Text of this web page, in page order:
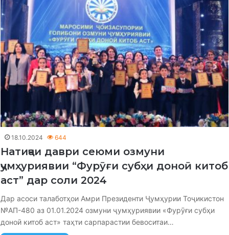
18.10.2024 644
Натиҷаи даври сеюми озмуни
ҷумҳуриявии “Фурӯғи субҳи доноӣ китоб
аст” дар соли 2024
Дар асоси талаботҳои Амри Президенти Ҷумҳурии Тоҷикистон
№АП-480 аз 01.01.2024 озмуни ҷумҳуриявии «Фурӯғи субҳи
доноӣ китоб аст» таҳти сарпарастии бевоситаи…